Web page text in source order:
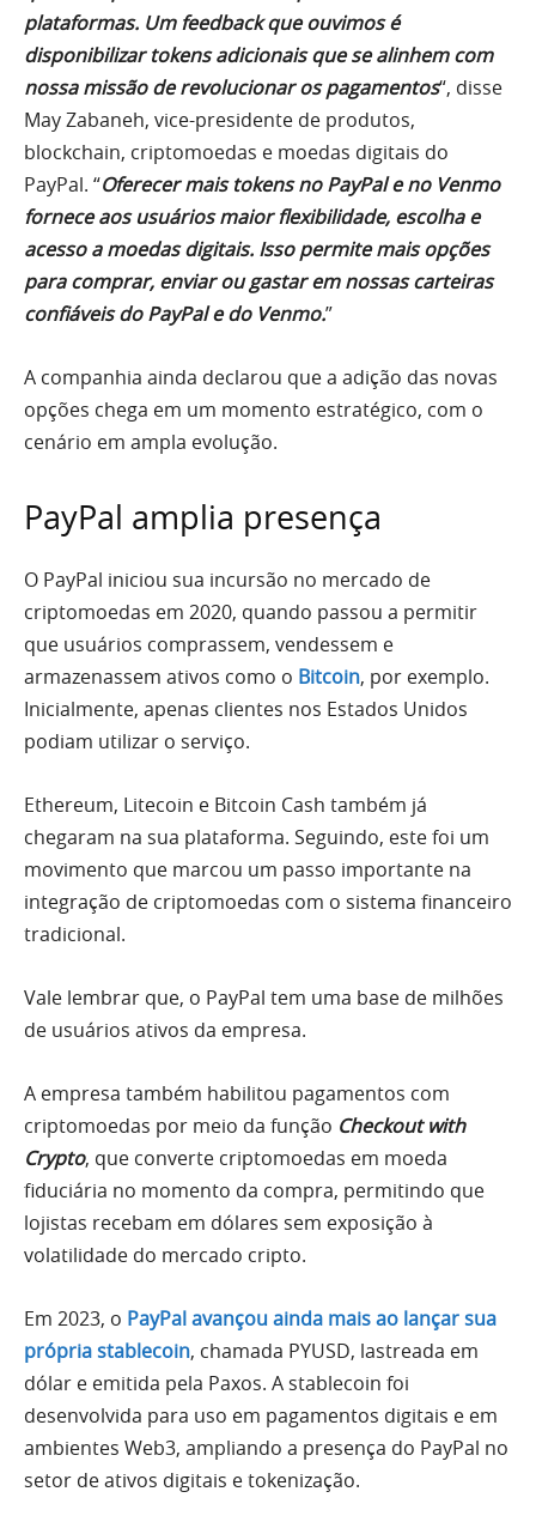
plataformas. Um feedback que ouvimos é
disponibilizar tokens adicionais que se alinhem com
nossa missão de revolucionar os pagamentos“, disse
May Zabaneh, vice-presidente de produtos,
blockchain, criptomoedas e moedas digitais do
PayPal. “Oferecer mais tokens no PayPal e no Venmo
fornece aos usuários maior flexibilidade, escolha e
acesso a moedas digitais. Isso permite mais opções
para comprar, enviar ou gastar em nossas carteiras
confiáveis ​​do PayPal e do Venmo.”
A companhia ainda declarou que a adição das novas
opções chega em um momento estratégico, com o
cenário em ampla evolução.
PayPal amplia presença
O PayPal iniciou sua incursão no mercado de
criptomoedas em 2020, quando passou a permitir
que usuários comprassem, vendessem e
armazenassem ativos como o Bitcoin, por exemplo.
Inicialmente, apenas clientes nos Estados Unidos
podiam utilizar o serviço.
Ethereum, Litecoin e Bitcoin Cash também já
chegaram na sua plataforma. Seguindo, este foi um
movimento que marcou um passo importante na
integração de criptomoedas com o sistema financeiro
tradicional.
Vale lembrar que, o PayPal tem uma base de milhões
de usuários ativos da empresa.
A empresa também habilitou pagamentos com
criptomoedas por meio da função Checkout with
Crypto, que converte criptomoedas em moeda
fiduciária no momento da compra, permitindo que
lojistas recebam em dólares sem exposição à
volatilidade do mercado cripto.
Em 2023, o PayPal avançou ainda mais ao lançar sua
própria stablecoin, chamada PYUSD, lastreada em
dólar e emitida pela Paxos. A stablecoin foi
desenvolvida para uso em pagamentos digitais e em
ambientes Web3, ampliando a presença do PayPal no
setor de ativos digitais e tokenização.